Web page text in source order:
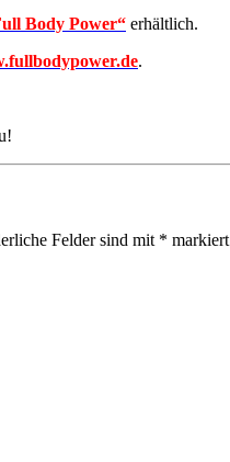
Body Power“ erhältlich.
.
Felder sind mit * markiert